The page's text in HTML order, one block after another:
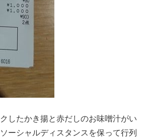
したかき揚と赤だしのお味噌汁がい
ーシャルディスタンスを保って行列